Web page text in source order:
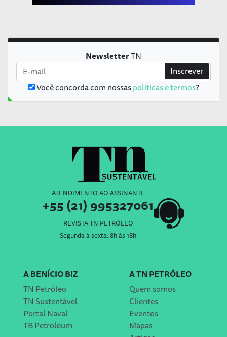
NewsletterTN
Você concorda com nossaspolíticas e termos?
Inscrever
ATENDIMENTO AO ASSINANTE
+55 (21) 995327061
REVISTA TN PETRÓLEO
Segunda à sexta: 8h às 18h
A BENÍCIO BIZ
TN Petróleo
TN Sustentável
Portal Naval
TB Petroleum
A TN PETRÓLEO
Quem somos
Clientes
Eventos
Mapas